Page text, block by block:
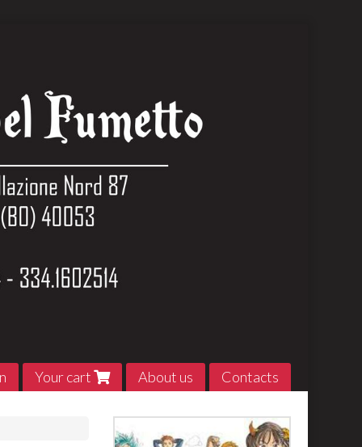
Your cart About us Contacts